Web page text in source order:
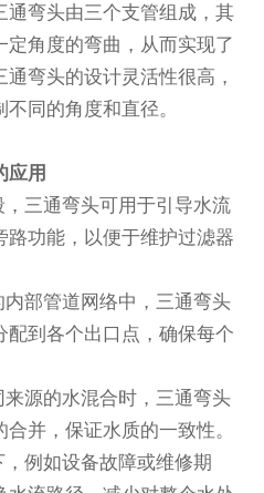
通弯头由三个支管组成，其
角度的弯曲，从而实现了
弯头的设计灵活性很高，
同的角度和直径。
应用
三通弯头可用于引导水流
功能，以便于维护过滤器
部管道网络中，三通弯头
配到各个出口点，确保每个
源的水混合时，三通弯头
并，保证水质的一致性。
例如设备故障或维修期